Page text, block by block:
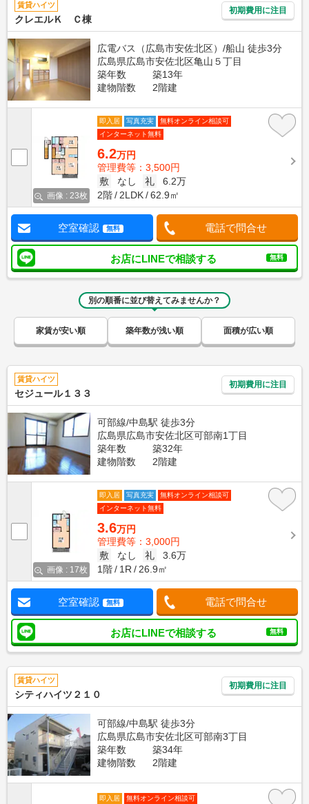
賃貸ハイツ
クレエルＫ Ｃ棟
初期費用に注目
広電バス（広島市安佐北区）/船山 徒歩3分
広島県広島市安佐北区亀山５丁目
築年数
築13年
建物階数
2階建
画像 : 23枚
即入居 写真充実
無料オンライン相談可
インターネット無料
6.2万円
管理費等：3,500円
敷
なし 礼
6.2万
2階
2LDK 62.9㎡
空室確認 無料 電話で問合せ
お店にLINEで相談する 無料
別の順番に並び替えてみませんか？
家賃が安い順 築年数が浅い順 面積が広い順
賃貸ハイツ
セジュール１３３
初期費用に注目
可部線/中島駅 徒歩3分
広島県広島市安佐北区可部南1丁目
築年数
築32年
建物階数
2階建
画像 : 17枚
即入居 写真充実
無料オンライン相談可
インターネット無料
3.6万円
管理費等：3,000円
敷
なし 礼
3.6万
1階
1R 26.9㎡
空室確認 無料 電話で問合せ
お店にLINEで相談する 無料
賃貸ハイツ
シティハイツ２１０
初期費用に注目
可部線/中島駅 徒歩3分
広島県広島市安佐北区可部南3丁目
築年数
築34年
建物階数
2階建
即入居 無料オンライン相談可